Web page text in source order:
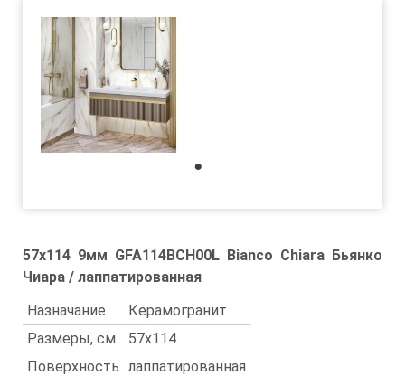
57x114 9мм GFA114BCH00L Bianco Chiara Бьянко
Чиара / лаппатированная
Назначание
Керамогранит
Размеры, см
57x114
Поверхность лаппатированная